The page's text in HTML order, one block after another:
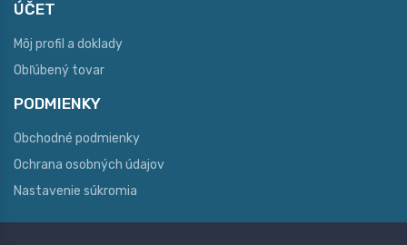
ÚČET
Môj profil a doklady
Obľúbený tovar
PODMIENKY
Obchodné podmienky
Ochrana osobných údajov
Nastavenie súkromia